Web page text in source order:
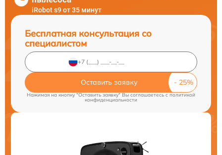
iRobot s9 от 35 минут
Бесплатная консультация со
специалистом
Оставить заявку
Нажимая на кнопку "Оставить заявку" Вы соглашаетесь cполитикой
конфиденциальности